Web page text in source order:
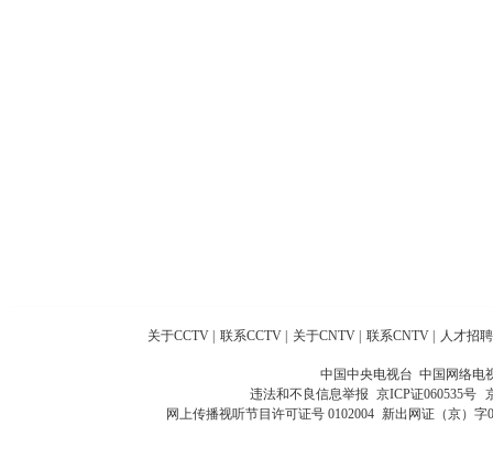
关于CCTV | 联系CCTV | 关于CNTV | 联系CNTV | 人才招聘
中国中央电视台 中国网络电
违法和不良信息举报 京ICP证060535号
网上传播视听节目许可证号 0102004 新出网证（京）